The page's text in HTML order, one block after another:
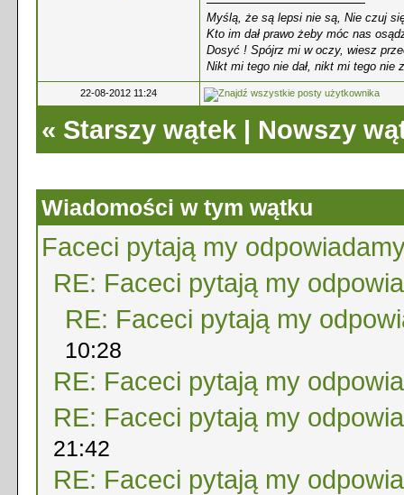
Myślą, że są lepsi nie są, Nie czuj
Kto im dał prawo żeby móc nas
Dosyć ! Spójrz mi w oczy, wiesz
Nikt mi tego nie dał, nikt mi tego nie
22-08-2012 11:24
« Starszy wątek | Nowszy
Wiadomości w tym wątku
Faceci pytają my
RE: Faceci pytają my
RE: Faceci pytają my
10:28
RE: Faceci pytają my
RE: Faceci pytają my
21:42
RE: Faceci pytają my